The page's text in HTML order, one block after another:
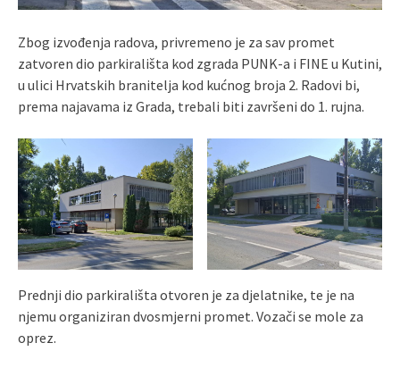
Zbog izvođenja radova, privremeno je za sav promet
zatvoren dio parkirališta kod zgrada PUNK-a i FINE u Kutini,
u ulici Hrvatskih branitelja kod kućnog broja 2. Radovi bi,
prema najavama iz Grada, trebali biti završeni do 1. rujna.
Prednji dio parkirališta otvoren je za djelatnike, te je na
njemu organiziran dvosmjerni promet. Vozači se mole za
oprez.